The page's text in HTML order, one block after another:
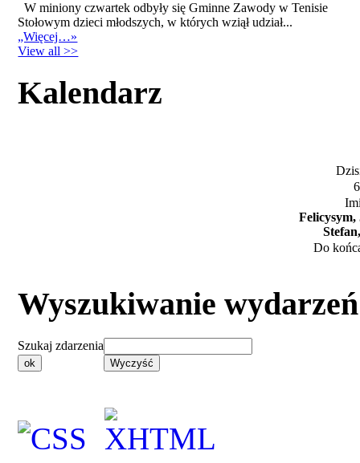
W miniony czwartek odbyły się Gminne Zawody w Tenisie
Stołowym dzieci młodszych, w których wziął udział...
„Więcej…»
View all >>
Kalendarz
Felicysym,
Do
Wyszukiwanie wydarzeń
Szukaj zdarzenia